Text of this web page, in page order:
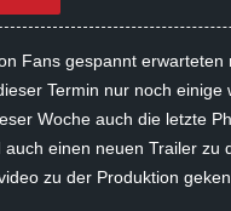
Fans gespannt erwarteten
Termin nur noch einige
Woche auch die letzte
einen neuen Trailer zu
zu der Produktion